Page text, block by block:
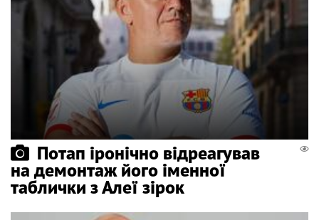
Потап іронічно відреагував
на демонтаж його іменної
таблички з Алеї зірок